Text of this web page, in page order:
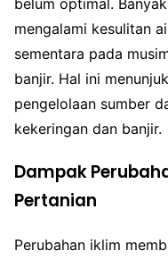
belum optimal.
mengalami kesulitan
sementara pada
banjir. Hal ini
pengelolaan sumber
kekeringan dan banjir.
Dampak
Pertanian
Perubahan iklim